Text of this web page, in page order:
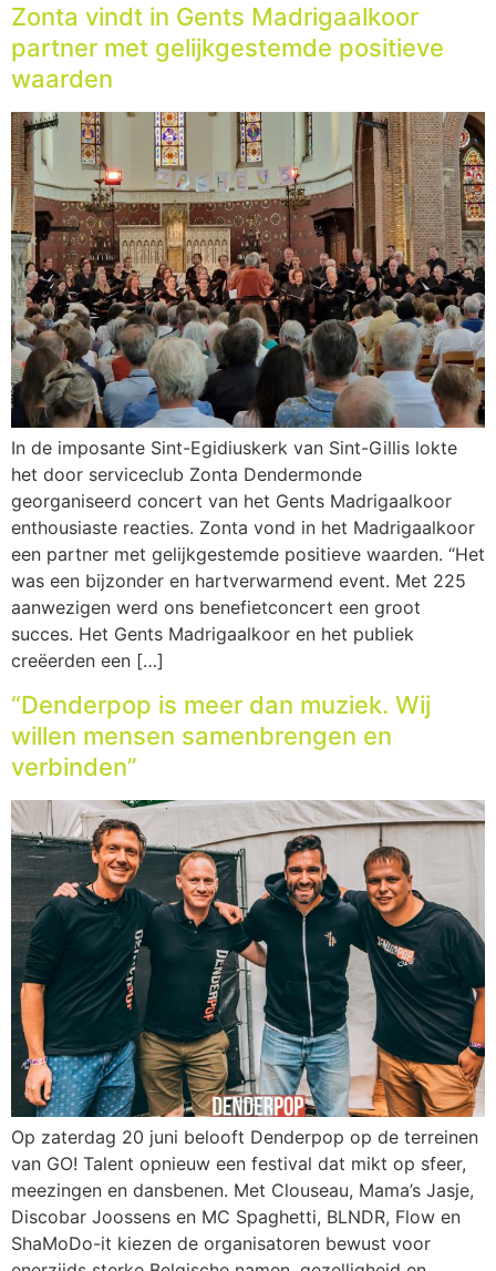
Zonta vindt in Gents Madrigaalkoor
partner met gelijkgestemde positieve
waarden
In de imposante Sint-Egidiuskerk van Sint-Gillis lokte
het door serviceclub Zonta Dendermonde
georganiseerd concert van het Gents Madrigaalkoor
enthousiaste reacties. Zonta vond in het Madrigaalkoor
een partner met gelijkgestemde positieve waarden. “Het
was een bijzonder en hartverwarmend event. Met 225
aanwezigen werd ons benefietconcert een groot
succes. Het Gents Madrigaalkoor en het publiek
creëerden een […]
“Denderpop is meer dan muziek. Wij
willen mensen samenbrengen en
verbinden”
Op zaterdag 20 juni belooft Denderpop op de terreinen
van GO! Talent opnieuw een festival dat mikt op sfeer,
meezingen en dansbenen. Met Clouseau, Mama’s Jasje,
Discobar Joossens en MC Spaghetti, BLNDR, Flow en
ShaMoDo-it kiezen de organisatoren bewust voor